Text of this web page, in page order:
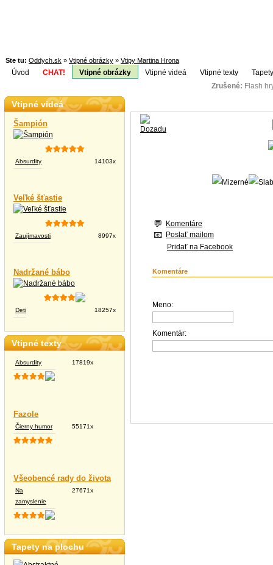
Ste tu: Oddych.sk » Vtipné obrázky » Vtipy Martina Hrona
Úvod CHAT! Vtipné obrázky Vtipné videá Vtipné texty
Zrušené: Flash
Vtipné videá
Šampión
Absurdity 14103x
Veľké šťastie
Zaujímavosti 8997x
Nadržané bábo
Deti 18257x
Vtipné texty
Absurdity 17819x
Fazole
Čierny humor 55171x
Všeobencé rady do života
Na
zamyslenie
27671x
Tapety na plochu
Komentáre
Poslať mailom
Pridať na Facebook
Komentáre
Meno:
Komentár: